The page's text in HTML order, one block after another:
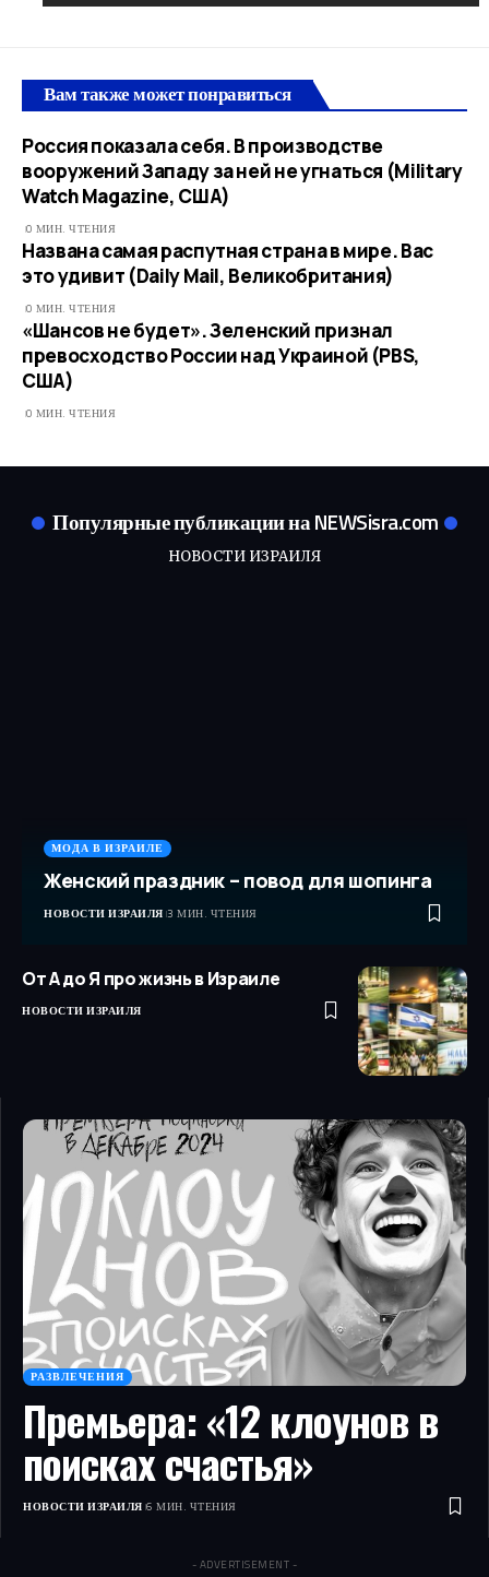
Вам также может понравиться
Россия показала себя. В производстве
вооружений Западу за ней не угнаться (Military
Watch Magazine, США)
0 МИН. ЧТЕНИЯ
Названа самая распутная страна в мире. Вас
это удивит (Daily Mail, Великобритания)
0 МИН. ЧТЕНИЯ
«Шансов не будет». Зеленский признал
превосходство России над Украиной (PBS,
США)
0 МИН. ЧТЕНИЯ
Популярные публикации на NEWSisra.com
НОВОСТИ ИЗРАИЛЯ
МОДА В ИЗРАИЛЕ
Женский праздник – повод для шопинга
НОВОСТИ ИЗРАИЛЯ 3 МИН. ЧТЕНИЯ
От А до Я про жизнь в Израиле
НОВОСТИ ИЗРАИЛЯ
РАЗВЛЕЧЕНИЯ
Премьера: «12 клоунов в
поисках счастья»
НОВОСТИ ИЗРАИЛЯ 6 МИН. ЧТЕНИЯ
- ADVERTISEMENT -